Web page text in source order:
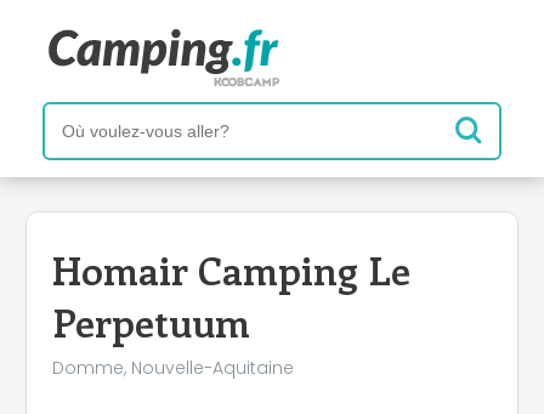
Homair Camping Le
Perpetuum
Domme, Nouvelle-Aquitaine
+
−